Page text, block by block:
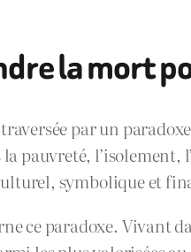
la mort
par un
pauvreté,
symbolique et
ce paradoxe. Vivant